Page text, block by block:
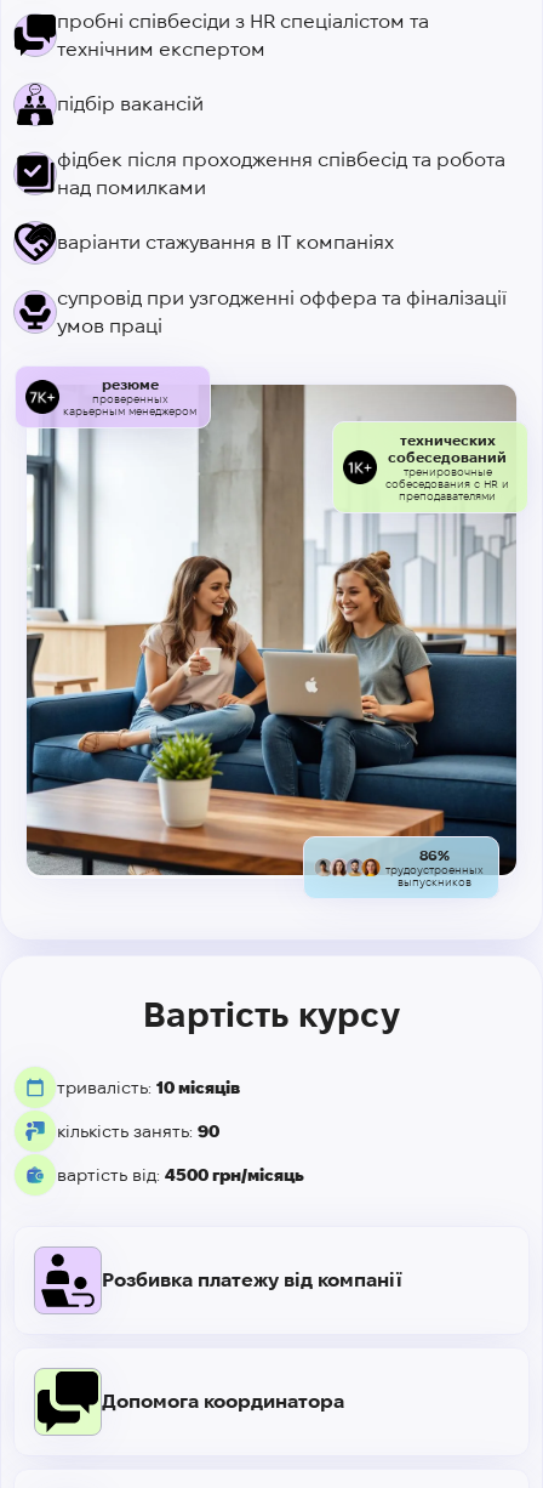
пробні співбесіди з HR спеціалістом та
технічним експертом
підбір вакансій
фідбек після проходження співбесід та робота
над помилками
варіанти стажування в ІТ компаніях
супровід при узгодженні оффера та фіналізації
умов праці
резюме
проверенных
карьерным менеджером
технических
собеседований
тренировочные
собеседования с HR и
преподавателями
86%
трудоустроенных
выпускников
Вартість курсу
тривалість: 10 місяців
кількість занять: 90
вартість від: 4500 грн/місяць
Розбивка платежу від компанії
Допомога координатора